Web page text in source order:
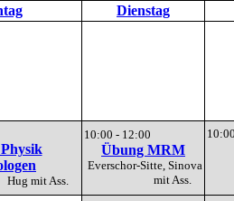
Dienstag
Hug mit Ass.
10:00 - 12:00
Übung MRM
Everschor-Sitte, Sinova
mit Ass.